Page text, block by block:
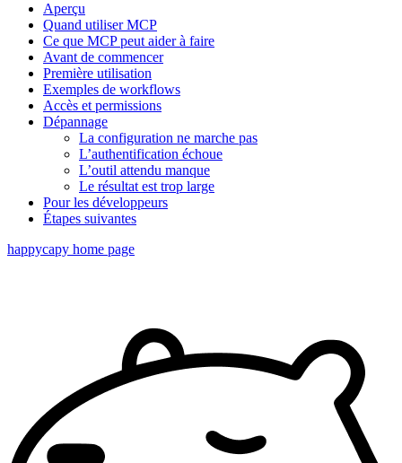
Aperçu
Quand utiliser MCP
Ce que MCP peut aider à faire
Avant de commencer
Première utilisation
Exemples de workflows
Accès et permissions
Dépannage
La configuration ne marche pas
L’authentification échoue
L’outil attendu manque
Le résultat est trop large
Pour les développeurs
Étapes suivantes
happycapy home page